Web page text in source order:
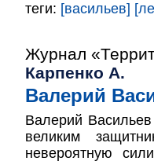
теги: [васильев]
Журнал
Карпенко А.
Валерий
Валерий
великим
невероятную